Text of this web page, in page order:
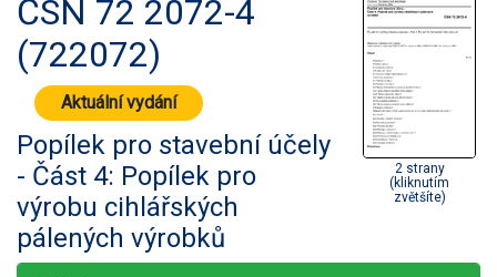
ČSN 72 2072-4
(722072)
Aktuální vydání
Popílek pro stavební účely
- Část 4: Popílek pro
výrobu cihlářských
pálených výrobků
2 strany
(kliknutím
zvětšíte)